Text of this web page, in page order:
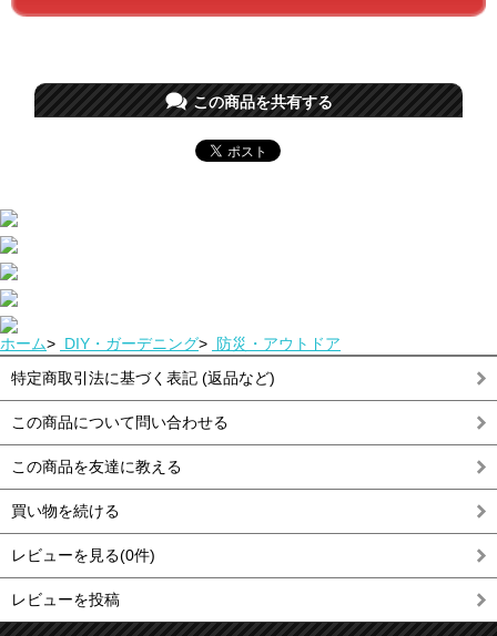
この商品を共有する
ホーム> DIY・ガーデニング> 防災・アウトドア
特定商取引法に基づく表記 (返品など)
この商品について問い合わせる
この商品を友達に教える
買い物を続ける
レビューを見る(0件)
レビューを投稿